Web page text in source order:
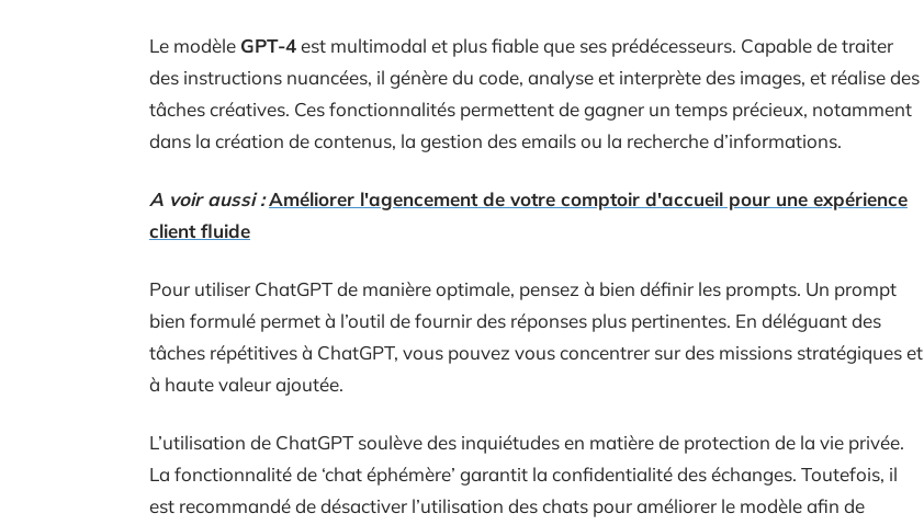
Le modèle GPT-4est multimodal et plus fiable que ses prédécesseurs. Capable de traiter
des instructions nuancées, il génère du code, analyse et interprète des images, et réalise des
tâches créatives. Ces fonctionnalités permettent de gagner un temps précieux, notamment
dans la création de contenus, la gestion des emails ou la recherche d’informations.
A voir aussi :Améliorer l'agencement de votre comptoir d'accueil pour une expérience
client fluide
Pour utiliser ChatGPT de manière optimale, pensez à bien définir les prompts. Un prompt
bien formulé permet à l’outil de fournir des réponses plus pertinentes. En déléguant des
tâches répétitives à ChatGPT, vous pouvez vous concentrer sur des missions stratégiques et
à haute valeur ajoutée.
L’utilisation de ChatGPT soulève des inquiétudes en matière de protection de la vie privée.
La fonctionnalité de ‘chat éphémère’ garantit la confidentialité des échanges. Toutefois, il
est recommandé de désactiver l’utilisation des chats pour améliorer le modèle afin de